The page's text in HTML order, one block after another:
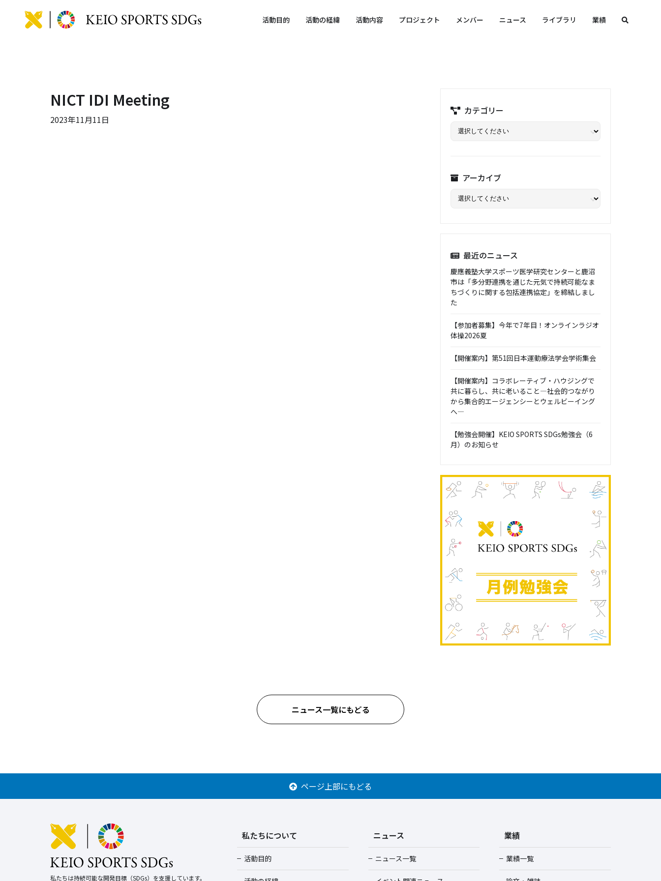
KEIO SPORTS SDGs活動目的 活動の経緯 活動内容 プロジェクト メンバー ニュース ライブラリ 業績
NICT IDI Meeting
2023年11月11日
カテゴリー
アーカイブ
最近のニュース
慶應義塾大学スポーツ医学研究センターと鹿沼
市は「多分野連携を通じた元気で持続可能なま
ちづくりに関する包括連携協定」を締結しまし
た
【参加者募集】今年で7年目！オンラインラジオ
体操2026夏
【開催案内】第51回日本運動療法学会学術集会
【開催案内】コラボレーティブ・ハウジングで
共に暮らし、共に老いること―社会的つながり
から集合的エージェンシーとウェルビーイング
へ―
【勉強会開催】KEIO SPORTS SDGs勉強会（6
月）のお知らせ
ニュース一覧にもどる
ページ上部にもどる
私たちは持続可能な開発目標（SDGs）を支援しています。
私たちについて
活動目的
ニュース
ニュース一覧
業績
業績一覧